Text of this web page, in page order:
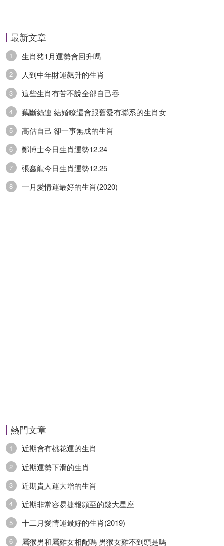
最新文章
1 生肖豬1月運勢會回升嗎
2 人到中年財運飆升的生肖
3 這些生肖有苦不說全部自己吞
4 藕斷絲連 結婚瞭還會跟舊愛有聯系的生肖女
5 高估自己 卻一事無成的生肖
6 鄭博士今日生肖運勢12.24
7 張鑫龍今日生肖運勢12.25
8 一月愛情運最好的生肖(2020)
熱門文章
1 近期會有桃花運的生肖
2 近期運勢下滑的生肖
3 近期貴人運大增的生肖
4 近期非常容易捷報頻至的幾大星座
5 十二月愛情運最好的生肖(2019)
6 屬猴男和屬雞女相配嗎 男猴女雞不到頭是嗎